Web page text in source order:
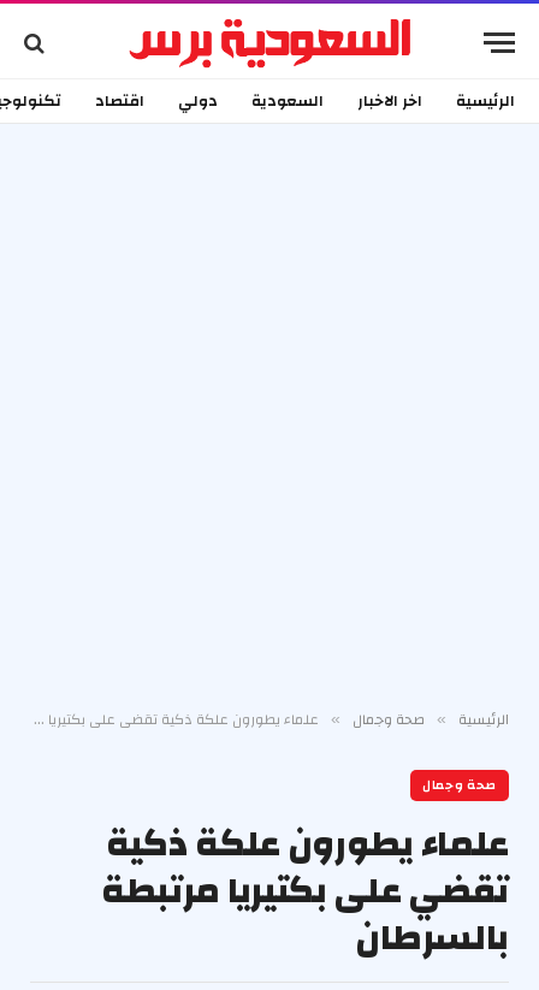
الرئيسية اخر الاخبار السعودية دولي اقتصاد
الرئيسية » صحة وجمال » علماء يطورون علكة ذكية تقضي على بكتيريا مرتبطة بالسرطان
صحة وجمال
علماء يطورون علكة ذكية
تقضي على بكتيريا مرتبطة
بالسرطان